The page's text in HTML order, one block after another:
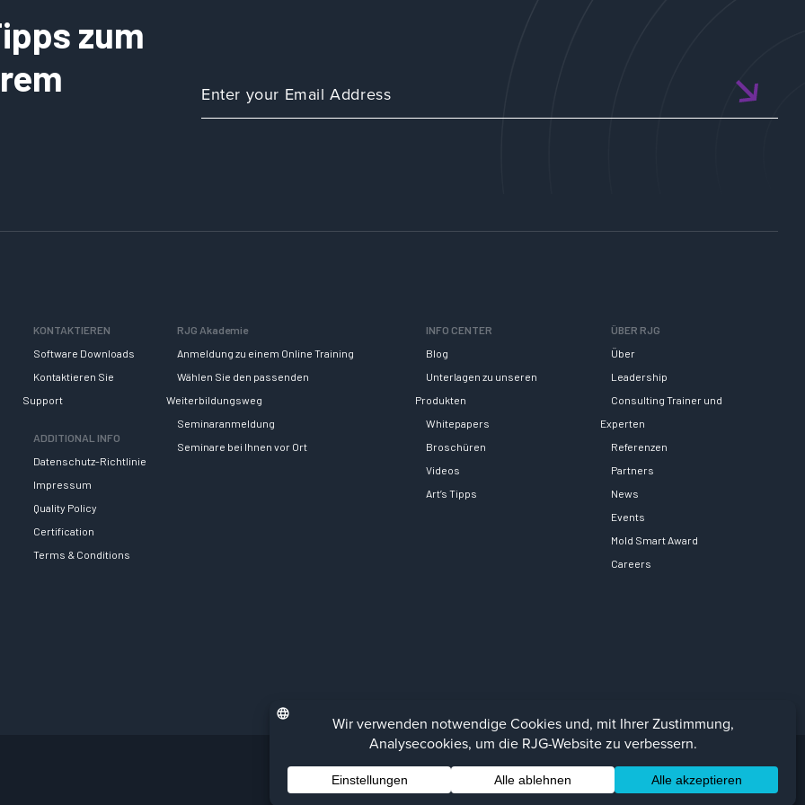
zum
KONTAKTIEREN
Software Downloads
Kontaktieren Sie
Support
ADDITIONAL INFO
Datenschutz-Richtlinie
Impressum
Quality Policy
Certification
Terms & Conditions
RJG Akademie
Anmeldung zu einem Online Training
Wählen Sie den passenden
Weiterbildungsweg
Seminaranmeldung
Seminare bei Ihnen vor Ort
INFO CENTER
Blog
Unterlagen zu unseren
Produkten
Whitepapers
Broschüren
Videos
Art’s Tipps
ÜBER RJG
Über
Leadership
Consulting Trainer und
Experten
Referenzen
Partners
News
Events
Mold Smart Award
Careers
Facebook
LinkedIn